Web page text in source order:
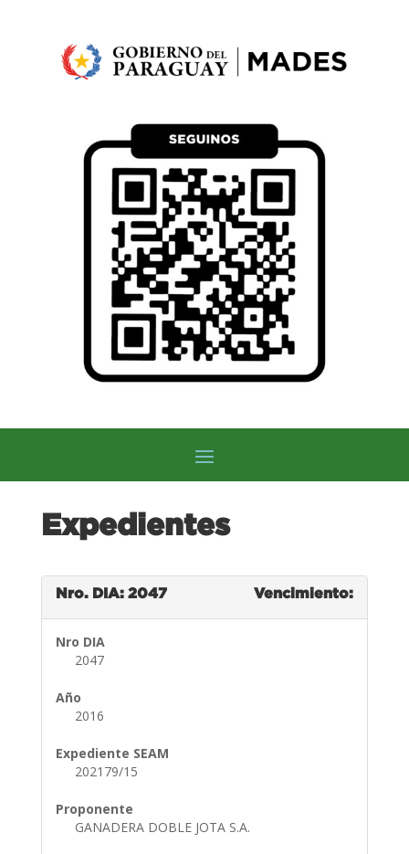
Expedientes
Nro. DIA: 2047 Vencimiento:
Nro DIA
2047
Año
2016
Expediente SEAM
202179/15
Proponente
GANADERA DOBLE JOTA S.A.